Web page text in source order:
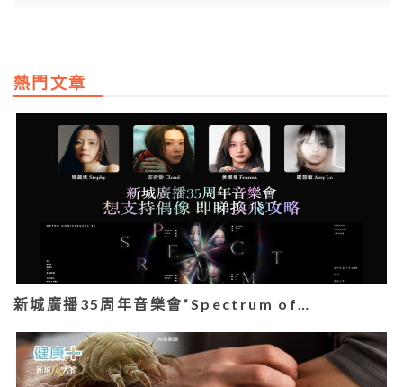
熱門文章
新城廣播35周年音樂會“Spectrum of…